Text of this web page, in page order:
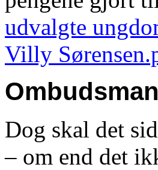
udvalgte
Villy
Dog skal det
– om end det